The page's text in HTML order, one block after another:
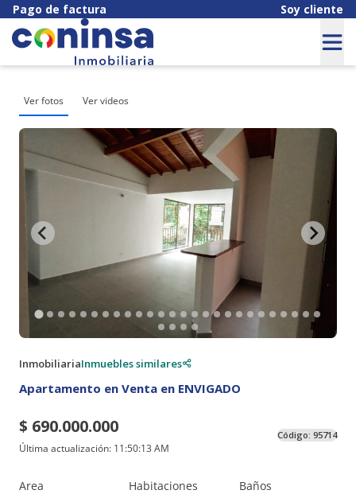
Pago de factura Soy cliente
Ver fotos Ver videos
InmobiliariaInmuebles similares
Apartamento en Venta en ENVIGADO
$ 690.000.000
Última actualización: 11:50:13 AM
Código: 95714
Area Habitaciones Baños